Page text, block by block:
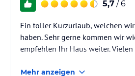
5,7 / 6
Ein toller Kurzurlaub, welchen
haben. Sehr gerne kommen wir
empfehlen Ihr Haus weiter. Vielen
Mehr anzeigen